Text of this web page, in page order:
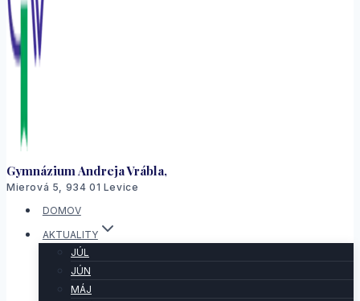
Gymnázium Andreja Vrábla,
Mierová 5, 934 01 Levice
DOMOV
AKTUALITY
JÚL
JÚN
MÁJ